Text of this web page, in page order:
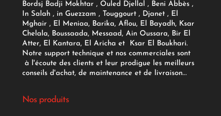
Bordsj Badji Mokhtar , Ouled Djellal , Beni Abbès ,
In Salah , in Guezzam , Touggourt , Djanet , El
Mghair , El Meniaa, Barika, Aflou, El Bayadh, Ksar
Chelala, Boussaada, Messaad, Ain Oussara, Bir El
Atter, El Kantara, El Aricha et Ksar El Boukhari.
Notre support technique et nos commerciales sont
à l'écoute des clients et leur prodigue les meilleurs
conseils d'achat, de maintenance et de livraison...
Nos produits